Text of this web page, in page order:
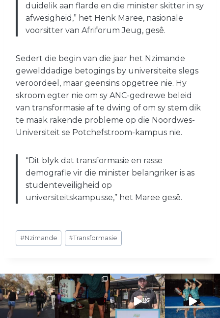
duidelik aan flarde en die minister skitter in sy
afwesigheid,” het Henk Maree, nasionale
voorsitter van Afriforum Jeug, gesê.
Sedert die begin van die jaar het Nzimande
gewelddadige betogings by universiteite slegs
veroordeel, maar geensins opgetree nie. Hy
skroom egter nie om sy ANC-gedrewe beleid
van transformasie af te dwing of om sy stem dik
te maak rakende probleme op die Noordwes-
Universiteit se Potchefstroom-kampus nie.
“Dit blyk dat transformasie en rasse
demografie vir die minister belangriker is as
studenteveiligheid op
universiteitskampusse,” het Maree gesê.
Post
Tags:
#Nzimande #Transformasie